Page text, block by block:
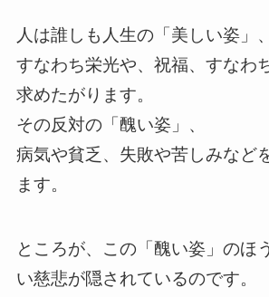
人は誰しも人生の「美しい姿」、
すなわち栄光や、祝福、すなわ
求めたがります。
その反対の「醜い姿」、
病気や貧乏、失敗や苦しみなど
ます。
ところが、この「醜い姿」のほ
い慈悲が隠されているのです。